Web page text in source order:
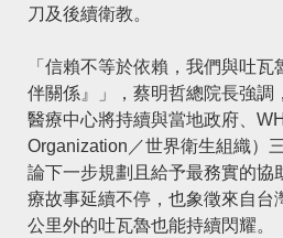
刀及後續衛教。
「信賴不等於依賴，我們與吐
伴關係』」，蔡明哲總院長強調
醫療中心將持續與當地政府、
Organization／世界衛生組織）
論下一步規劃且給予最務實的協
療故事延續不停，也象徵來自台
公里外的吐瓦魯也能持續閃耀。